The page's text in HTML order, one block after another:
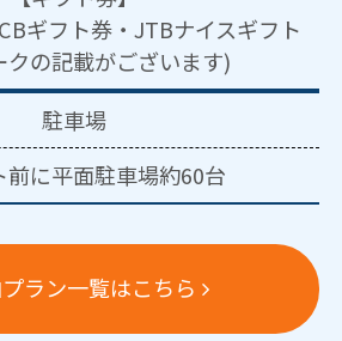
ギフト券・JTBナイスギフト
クの記載がございます)
駐車場
前に平面駐車場約60台
ラン一覧はこちら